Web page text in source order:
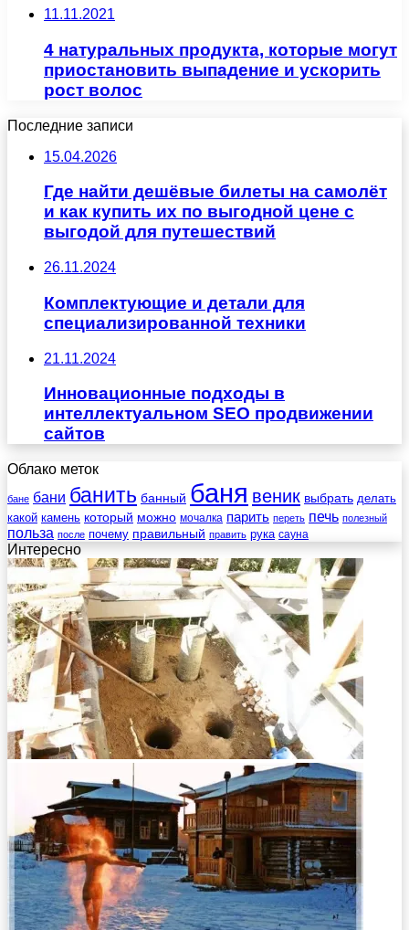
11.11.2021
4 натуральных продукта, которые могут
приостановить выпадение и ускорить
рост волос
Последние записи
15.04.2026
Где найти дешёвые билеты на самолёт
и как купить их по выгодной цене с
выгодой для путешествий
26.11.2024
Комплектующие и детали для
специализированной техники
21.11.2024
Инновационные подходы в
интеллектуальном SEO продвижении
сайтов
Облако меток
бане бани банить банный баня веник выбрать делать
какой камень который можно мочалка парить переть печь полезный
польза после почему правильный править рука сауна
Интересно